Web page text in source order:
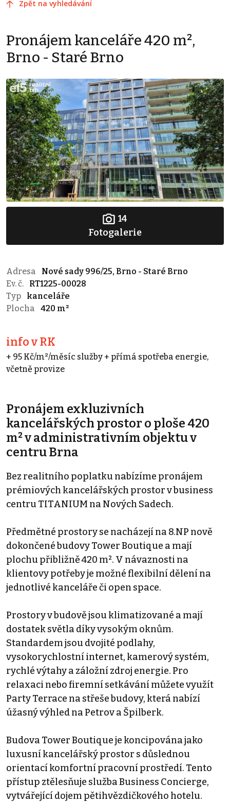
Zpět na vyhledávání
Pronájem kanceláře 420 m²,
Brno - Staré Brno
14
Fotogalerie
Adresa
Nové sady 996/25, Brno - Staré Brno
Ev. č.
RT1225-00028
Typ
kanceláře
Plocha
420 m²
info v RK
+ 95 Kč/m²/měsíc služby + přímá spotřeba energie,
včetně provize
Pronájem exkluzivních
kancelářských prostor o ploše 420
m² v administrativním objektu v
centru Brna
Bez realitního poplatku nabízíme pronájem
prémiových kancelářských prostor v business
centru TITANIUM na Nových Sadech.
Předmětné prostory se nacházejí na 8.NP nově
dokončené budovy Tower Boutique a mají
plochu přibližně 420 m². V návaznosti na
klientovy potřeby je možné flexibilní dělení na
jednotlivé kanceláře či open space.
Prostory v budově jsou klimatizované a mají
dostatek světla díky vysokým oknům.
Standardem jsou dvojité podlahy,
vysokorychlostní internet, kamerový systém,
rychlé výtahy a záložní zdroj energie. Pro
relaxaci nebo firemní setkávání můžete využít
Party Terrace na střeše budovy, která nabízí
úžasný výhled na Petrov a Špilberk.
Budova Tower Boutique je koncipována jako
luxusní kancelářský prostor s důslednou
orientací komfortní pracovní prostředí. Tento
přístup ztělesňuje služba Business Concierge,
vytvářející dojem pětihvězdičkového hotelu.